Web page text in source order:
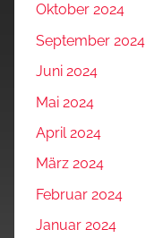
Oktober 2024
September 2024
Juni 2024
Mai 2024
April 2024
März 2024
Februar 2024
Januar 2024